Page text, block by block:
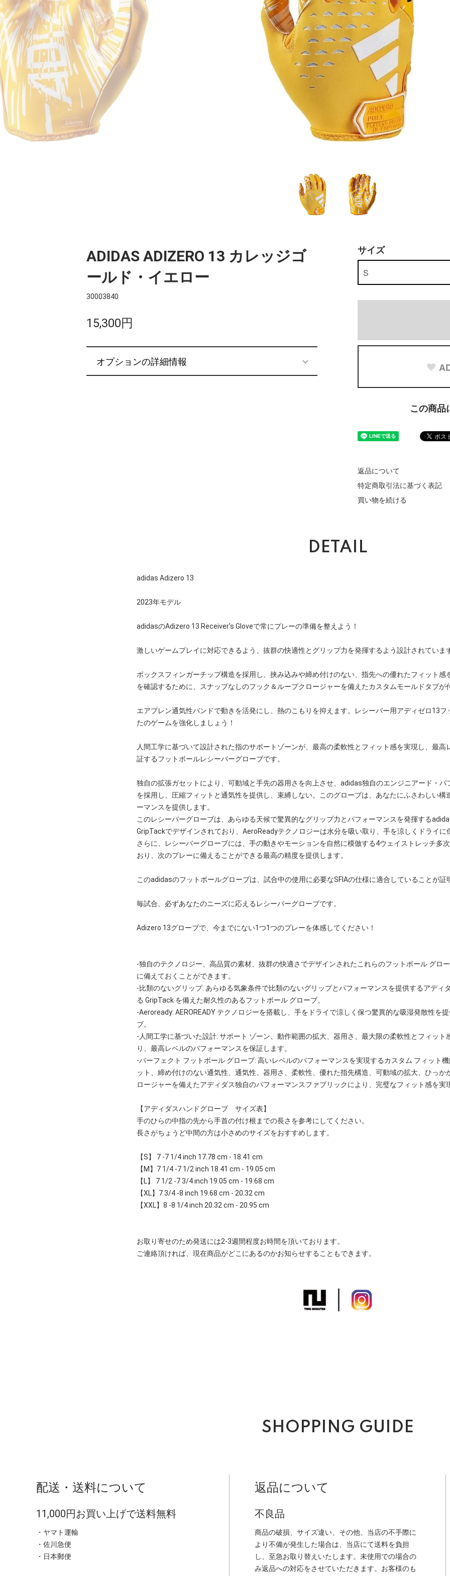
ADIDAS ADIZERO 13 カレッジゴ
ールド・イエロー
30003840
15,300円
オプションの詳細情報
サイズ
この商品
返品について
特定商取引法に基づく表記
買い物を続ける
DETAIL
adidas Adizero 13
2023年モデル
adidasのAdizero 13 Receiver's Gloveで常にプレーの準備を整えよう！
激しいゲームプレイに対応できるよう、抜群の快適性とグリップ力を発揮するよう設計されていま
ボックスフィンガーチップ構造を採用し、挟み込みや締め付けのない、指先への優れたフィット感
を確認するために、スナップなしのフック＆ループクロージャーを備えたカスタムモールドタブが
エアプレン通気性バンドで動きを活発にし、熱のこもりを抑えます。レシーバー用アディゼロ13
たのゲームを強化しましょう！
人間工学に基づいて設計された指のサポートゾーンが、最高の柔軟性とフィット感を実現し、最高
証するフットボールレシーバーグローブです。
独自の拡張ガセットにより、可動域と手先の器用さを向上させ、adidas独自のエンジニアード・パ
を採用し、圧縮フィットと通気性を提供し、束縛しない。このグローブは、あなたにふさわしい構
ーマンスを提供します。
このレシーバーグローブは、あらゆる天候で驚異的なグリップ力とパフォーマンスを発揮する
GripTackでデザインされており、AeroReadyテクノロジーは水分を吸い取り、手を涼しくドライに
さらに、レシーバーグローブには、手の動きやモーションを自然に模倣する4ウェイストレッチ多
おり、次のプレーに備えることができる最高の精度を提供します。
このadidasのフットボールグローブは、試合中の使用に必要なSFIAの仕様に適合していることが証
毎試合、必ずあなたのニーズに応えるレシーバーグローブです。
Adizero 13グローブで、今までにない1つ1つのプレーを体感してください！
-独自のテクノロジー、高品質の素材、抜群の快適さでデザインされたこれらのフットボール グロ
に備えておくことができます。
-比類のないグリップ: あらゆる気象条件で比類のないグリップとパフォーマンスを提供するアディ
る GripTack を備えた耐久性のあるフットボール グローブ。
-Aeroready: AEROREADY テクノロジーを搭載し、手をドライで涼しく保つ驚異的な吸湿発散性を
ブ。
-人間工学に基づいた設計: サポート ゾーン、動作範囲の拡大、器用さ、最大限の柔軟性とフィット
り、最高レベルのパフォーマンスを保証します。
-パーフェクト フットボール グローブ: 高いレベルのパフォーマンスを実現するカスタム フィット
ット、締め付けのない通気性、通気性、器用さ、柔軟性、優れた指先構造、可動域の拡大、ひっか
ロージャーを備えたアディダス独自のパフォーマンスファブリックにより、完璧なフィット感を実
【アディダスハンドグローブ サイズ表】
手のひらの中指の先から手首の付け根までの長さを参考にしてください。
長さがちょうど中間の方は小さめのサイズをおすすめします。
【S】 7 -7 1/4 inch 17.78 cm - 18.41 cm
【M】7 1/4 -7 1/2 inch 18.41 cm - 19.05 cm
【L】 7 1/2 -7 3/4 inch 19.05 cm - 19.68 cm
【XL】7 3/4 -8 inch 19.68 cm - 20.32 cm
【XXL】8 -8 1/4 inch 20.32 cm - 20.95 cm
お取り寄せのため発送には2-3週間程度お時間を頂いております。
ご連絡頂ければ、現在商品がどこにあるのかお知らせすることもできます。
SHOPPING GUIDE
配送・送料について
11,000円お買い上げで送料無料
・ヤマト運輸
・佐川急便
・日本郵便
返品について
不良品
商品の破損、サイズ違い、その他、当店の不手際に
より不備が発生した場合は、当店にて送料を負担
し、至急お取り替えいたします。未使用での場合の
み返品への対応をさせていただきます。お客様のも